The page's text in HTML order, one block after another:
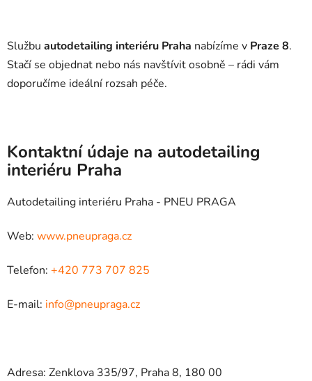
Službu autodetailing interiéru Praha nabízíme v Praze 8.
Stačí se objednat nebo nás navštívit osobně – rádi vám
doporučíme ideální rozsah péče.
Kontaktní údaje na autodetailing
interiéru Praha
Autodetailing interiéru Praha - PNEU PRAGA
Web: www.pneupraga.cz
Telefon: +420 773 707 825
E-mail: info@pneupraga.cz
Adresa: Zenklova 335/97, Praha 8, 180 00